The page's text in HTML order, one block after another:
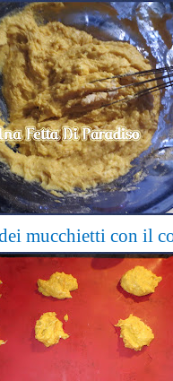
mucchietti con il